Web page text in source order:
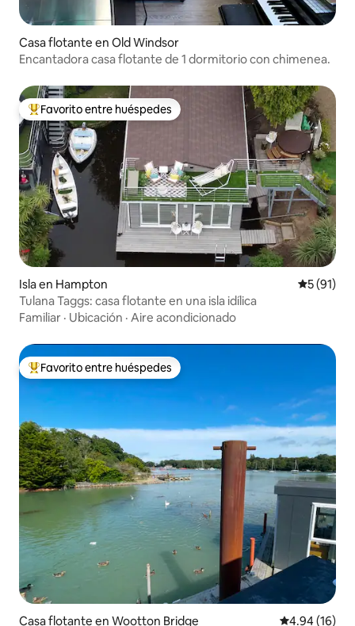
Casa flotante en Old Windsor
Encantadora casa flotante de 1 dormitorio con chimenea.
Favorito entre huéspedes preferido
Favorito entre huéspedes
Isla en Hampton
5 (91)
Tulana Taggs: casa flotante en una isla idílica
Familiar · Ubicación · Aire acondicionado
Favorito entre huéspedes preferido
Favorito entre huéspedes
Casa flotante en Wootton Bridge Calificación
4.94 (16)